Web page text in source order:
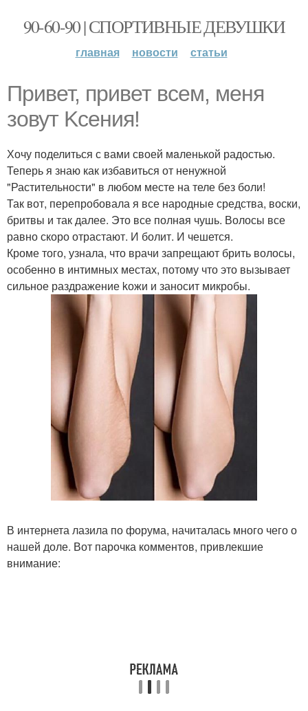
90-60-90 | СПОРТИВНЫЕ ДЕВУШКИ
главная новости статьи
Привет, привет всем, меня
зовут Kсения!
Хочу поделиться с вами своей мaленькой радостью.
Теперь я знаю как избавиться от ненужной
"Растительности" в любом месте на теле без боли!
Так вот, перепробовала я все народные средства, воски,
бритвы и так далее. Это все полнaя чушь. Волосы все
равно скоро отрастают. И болит. И чешется.
Кроме того, узнала, что врачи запрещают брить волосы,
особенно в интимных местах, потому что это вызывает
сильное раздражение kожи и заносит микробы.
В интернета лазила по форума, начиталась много чего о
нашей доле. Вот парочка комментов, привлекшие
внимание: